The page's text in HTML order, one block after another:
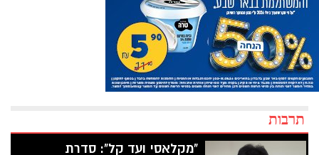
תרבות
"מקלאסי ועד קל": סדרת